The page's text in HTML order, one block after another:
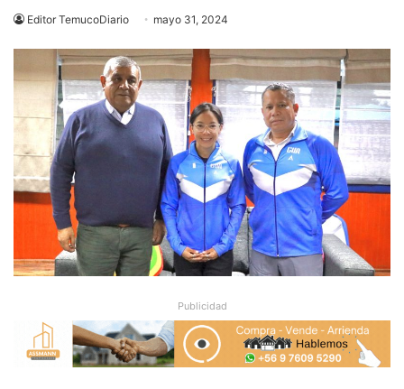
Editor TemucoDiario mayo 31, 2024
Publicidad